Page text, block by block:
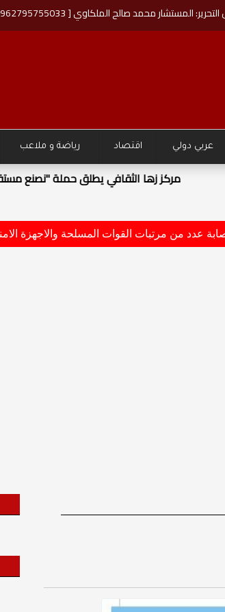
المستشار محمد صالح الملكاوي [ 00962795755033 ]
عربي دولي اقتصاد رياضة و ملاعب